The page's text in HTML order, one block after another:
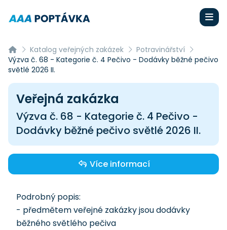
Katalog veřejných zakázek
Potravinářství
Výzva č. 68 - Kategorie č. 4 Pečivo - Dodávky běžné pečivo
světlé 2026 II.
Veřejná zakázka
Výzva č. 68 - Kategorie č. 4 Pečivo -
Dodávky běžné pečivo světlé 2026 II.
Více informací
Podrobný popis:
- předmětem veřejné zakázky jsou dodávky
běžného světlého pečiva